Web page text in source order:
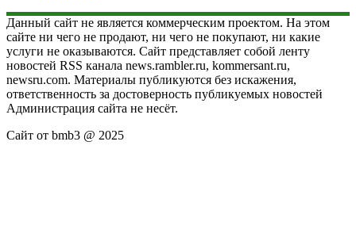
Данный сайт не является коммерческим проектом. На этом
сайте ни чего не продают, ни чего не покупают, ни какие
услуги не оказываются. Сайт представляет собой ленту
новостей RSS канала news.rambler.ru, kommersant.ru,
newsru.com. Материалы публикуются без искажения,
ответственность за достоверность публикуемых новостей
Администрация сайта не несёт.
Сайт от bmb3 @ 2025